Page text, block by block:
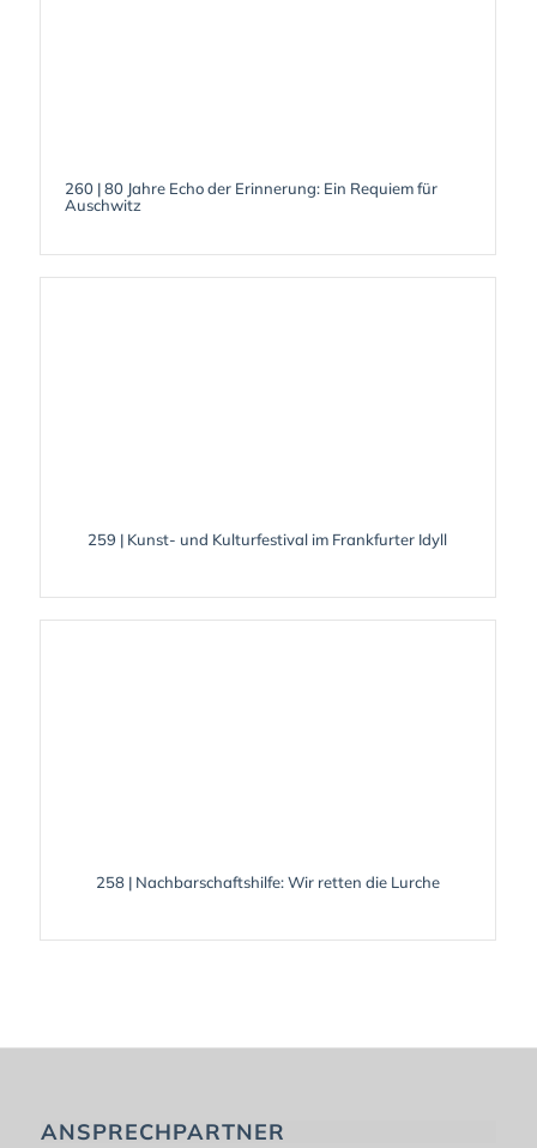
260 | 80 Jahre Echo der Erinnerung: Ein Requiem für
Auschwitz
259 | Kunst- und Kulturfestival im Frankfurter Idyll
258 | Nachbarschaftshilfe: Wir retten die Lurche
ANSPRECHPARTNER